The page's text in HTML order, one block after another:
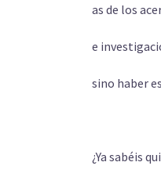
as de los
e
sino haber
¿Ya sabéis